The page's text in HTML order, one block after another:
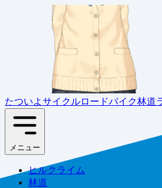
たついよサイクルロードバイク林道
メニュー
ヒルクライム
林道